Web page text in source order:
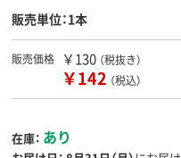
販売単位：1本
販売価格 ￥130 （税抜き）
￥142 （税込）
在庫： あり